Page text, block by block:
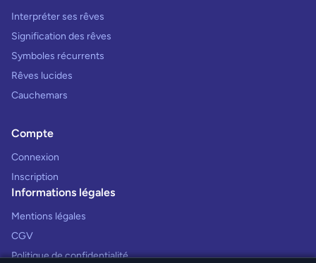
Interpréter ses rêves
Signification des rêves
Symboles récurrents
Rêves lucides
Cauchemars
Compte
Connexion
Inscription
Informations légales
Mentions légales
CGV
Politique de confidentialité